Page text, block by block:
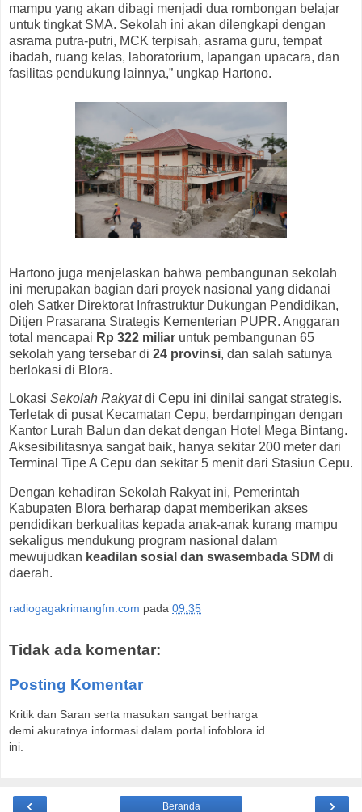
mampu yang akan dibagi menjadi dua rombongan belajar
untuk tingkat SMA. Sekolah ini akan dilengkapi dengan
asrama putra-putri, MCK terpisah, asrama guru, tempat
ibadah, ruang kelas, laboratorium, lapangan upacara, dan
fasilitas pendukung lainnya,” ungkap Hartono.
Hartono juga menjelaskan bahwa pembangunan sekolah
ini merupakan bagian dari proyek nasional yang didanai
oleh Satker Direktorat Infrastruktur Dukungan Pendidikan,
Ditjen Prasarana Strategis Kementerian PUPR. Anggaran
total mencapai Rp 322 miliar untuk pembangunan 65
sekolah yang tersebar di 24 provinsi, dan salah satunya
berlokasi di Blora.
Lokasi Sekolah Rakyatdi Cepu ini dinilai sangat strategis.
Terletak di pusat Kecamatan Cepu, berdampingan dengan
Kantor Lurah Balun dan dekat dengan Hotel Mega Bintang.
Aksesibilitasnya sangat baik, hanya sekitar 200 meter dari
Terminal Tipe A Cepu dan sekitar 5 menit dari Stasiun Cepu.
Dengan kehadiran Sekolah Rakyat ini, Pemerintah
Kabupaten Blora berharap dapat memberikan akses
pendidikan berkualitas kepada anak-anak kurang mampu
sekaligus mendukung program nasional dalam
mewujudkan keadilan sosial dan swasembada SDM di
daerah.
radiogagakrimangfm.com pada 09.35
Tidak ada komentar:
Posting Komentar
Kritik dan Saran serta masukan sangat berharga
demi akuratnya informasi dalam portal infoblora.id
ini.
‹ ›
Beranda